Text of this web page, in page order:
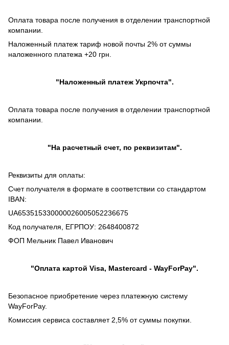
Оплата товара после получения в отделении транспортной
компании.
Наложенный платеж тариф новой почты 2% от суммы
наложенного платежа +20 грн.
"Наложенный платежУкрпочта".
Оплата товара после получения в отделении транспортной
компании.
"На расчетный счет, по реквизитам".
Реквизиты для оплаты:
Счет получателя в формате в соответствии со стандартом
IBAN:
UA653515330000026005052236675
Код получателя, ЕГРПОУ: 2648400872
ФОП Мельник Павел Иванович
"Оплата картой Visa, Mastercard - WayForPay".
Безопасное приобретение через платежную систему
WayForPay.
Комиссия сервиса составляет 2,5% от суммы покупки.